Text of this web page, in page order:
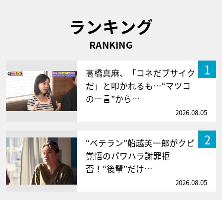
ランキング
RANKING
1
高橋真麻、「コネだブサイク
だ」と叩かれるも…“マツコ
の一言”から…
2026.08.05
2
“ベテラン”船越英一郎がクビ
覚悟のパワハラ謝罪拒
否！“後輩”だけ…
2026.08.05